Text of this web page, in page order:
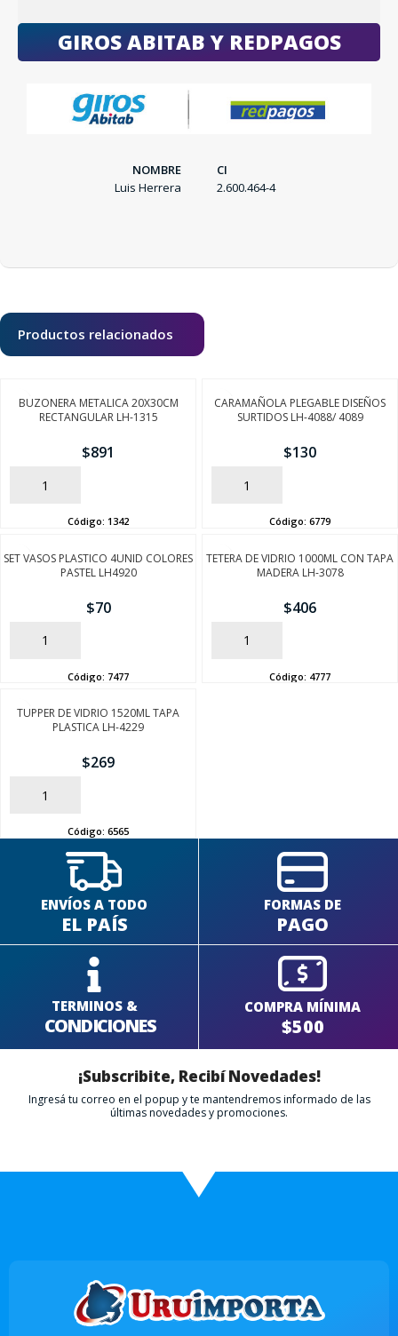
GIROS ABITAB Y REDPAGOS
NOMBRE
Luis Herrera
CI
2.600.464-4
Productos relacionados
BUZONERA METALICA 20X30CM
RECTANGULAR LH-1315
$891
AÑADIR
Código: 1342
CARAMAÑOLA PLEGABLE DISEÑOS
SURTIDOS LH-4088/ 4089
$130
AÑADIR
Código: 6779
SET VASOS PLASTICO 4UNID COLORES
PASTEL LH4920
$70
AÑADIR
Código: 7477
TETERA DE VIDRIO 1000ML CON TAPA
MADERA LH-3078
$406
AÑADIR
Código: 4777
TUPPER DE VIDRIO 1520ML TAPA
PLASTICA LH-4229
$269
AÑADIR
Código: 6565
ENVÍOS A TODO
EL PAÍS
FORMAS DE
PAGO
TERMINOS &
CONDICIONES
COMPRA MÍNIMA
$500
¡Subscribite, Recibí Novedades!
Ingresá tu correo en el popup y te mantendremos informado de las
últimas novedades y promociones.